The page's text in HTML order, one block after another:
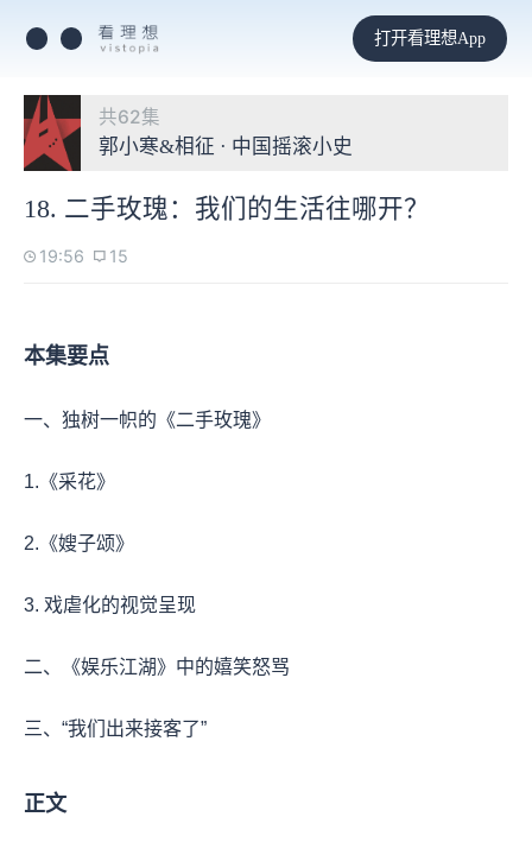
打开看理想App
共62集
郭小寒&相征 · 中国摇滚小史
18. 二手玫瑰：我们的生活往哪开？
19:56 15
本集要点
一、独树一帜的《二手玫瑰》
1.《采花》
2.《嫂子颂》
3. 戏虐化的视觉呈现
二、《娱乐江湖》中的嬉笑怒骂
三、“我们出来接客了”
正文